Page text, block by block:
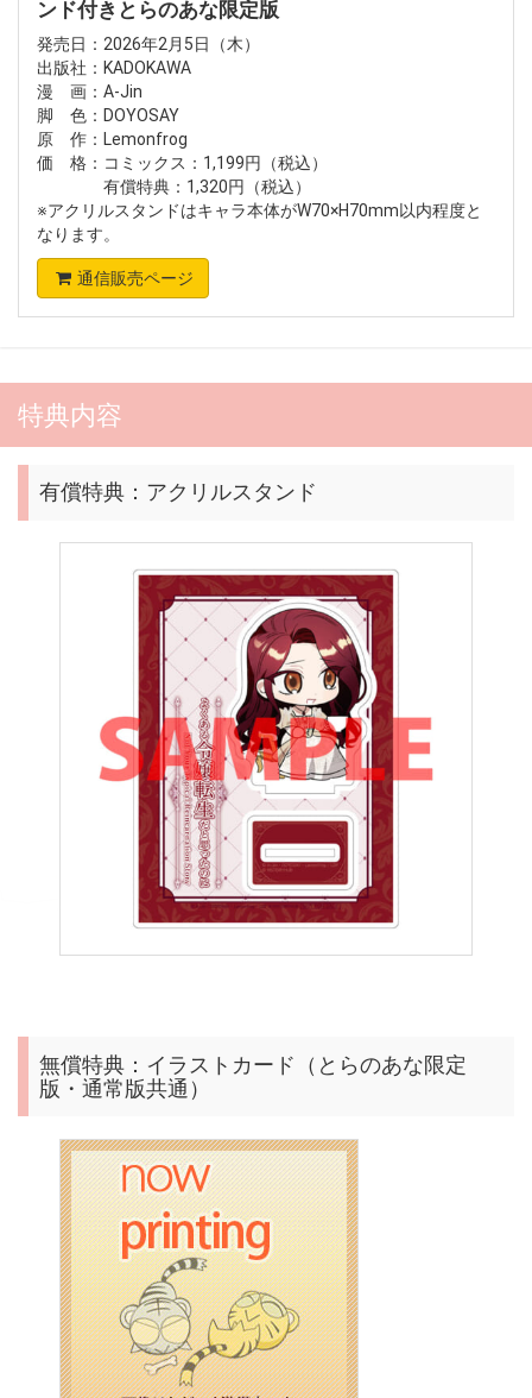
ンド付きとらのあな限定版
発売日：2026年2月5日（木）
出版社：KADOKAWA
漫 画：A-Jin
脚 色：DOYOSAY
原 作：Lemonfrog
価 格：コミックス：1,199円（税込）
有償特典：1,320円（税込）
※アクリルスタンドはキャラ本体がW70×H70mm以内程度と
なります。
通信販売ページ
特典内容
有償特典：アクリルスタンド
無償特典：イラストカード（とらのあな限定
版・通常版共通）